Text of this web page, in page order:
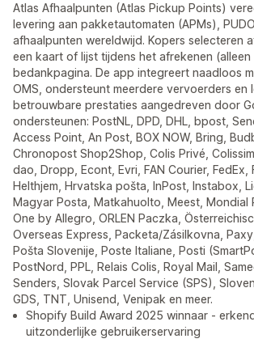
Atlas Afhaalpunten (Atlas Pickup Points)
levering aan pakketautomaten (APMs),
afhaalpunten wereldwijd. Kopers selecteren
een kaart of lijst tijdens het afrekenen
bedankpagina. De app integreert naadloos
OMS, ondersteunt meerdere vervoerders en
betrouwbare prestaties aangedreven door
ondersteunen: PostNL, DPD, DHL, bpost,
Access Point, An Post, BOX NOW, Bring,
Chronopost Shop2Shop, Colis Privé,
dao, Dropp, Econt, Evri, FAN Courier, FedEx,
Helthjem, Hrvatska pošta, InPost, Instabox,
Magyar Posta, Matkahuolto, Meest, Mondial
One by Allegro, ORLEN Paczka,
Overseas Express, Packeta/Zásilkovna,
Pošta Slovenije, Poste Italiane, Posti
PostNord, PPL, Relais Colis, Royal Mail,
Senders, Slovak Parcel Service (SPS),
GDS, TNT, Unisend, Venipak en meer.
Shopify Build Award 2025 winnaar -
uitzonderlijke gebruikerservaring